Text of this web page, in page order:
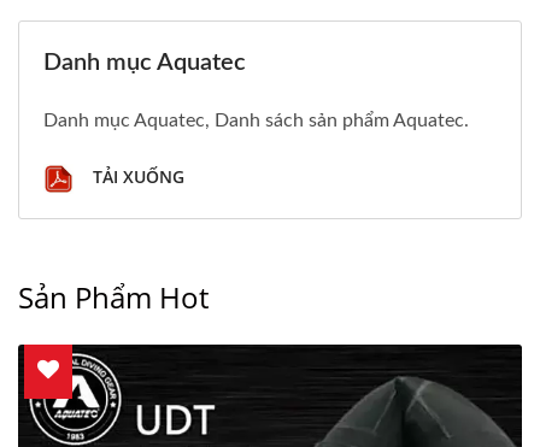
Danh mục Aquatec
Danh mục Aquatec, Danh sách sản phẩm Aquatec.
TẢI XUỐNG
Sản Phẩm Hot